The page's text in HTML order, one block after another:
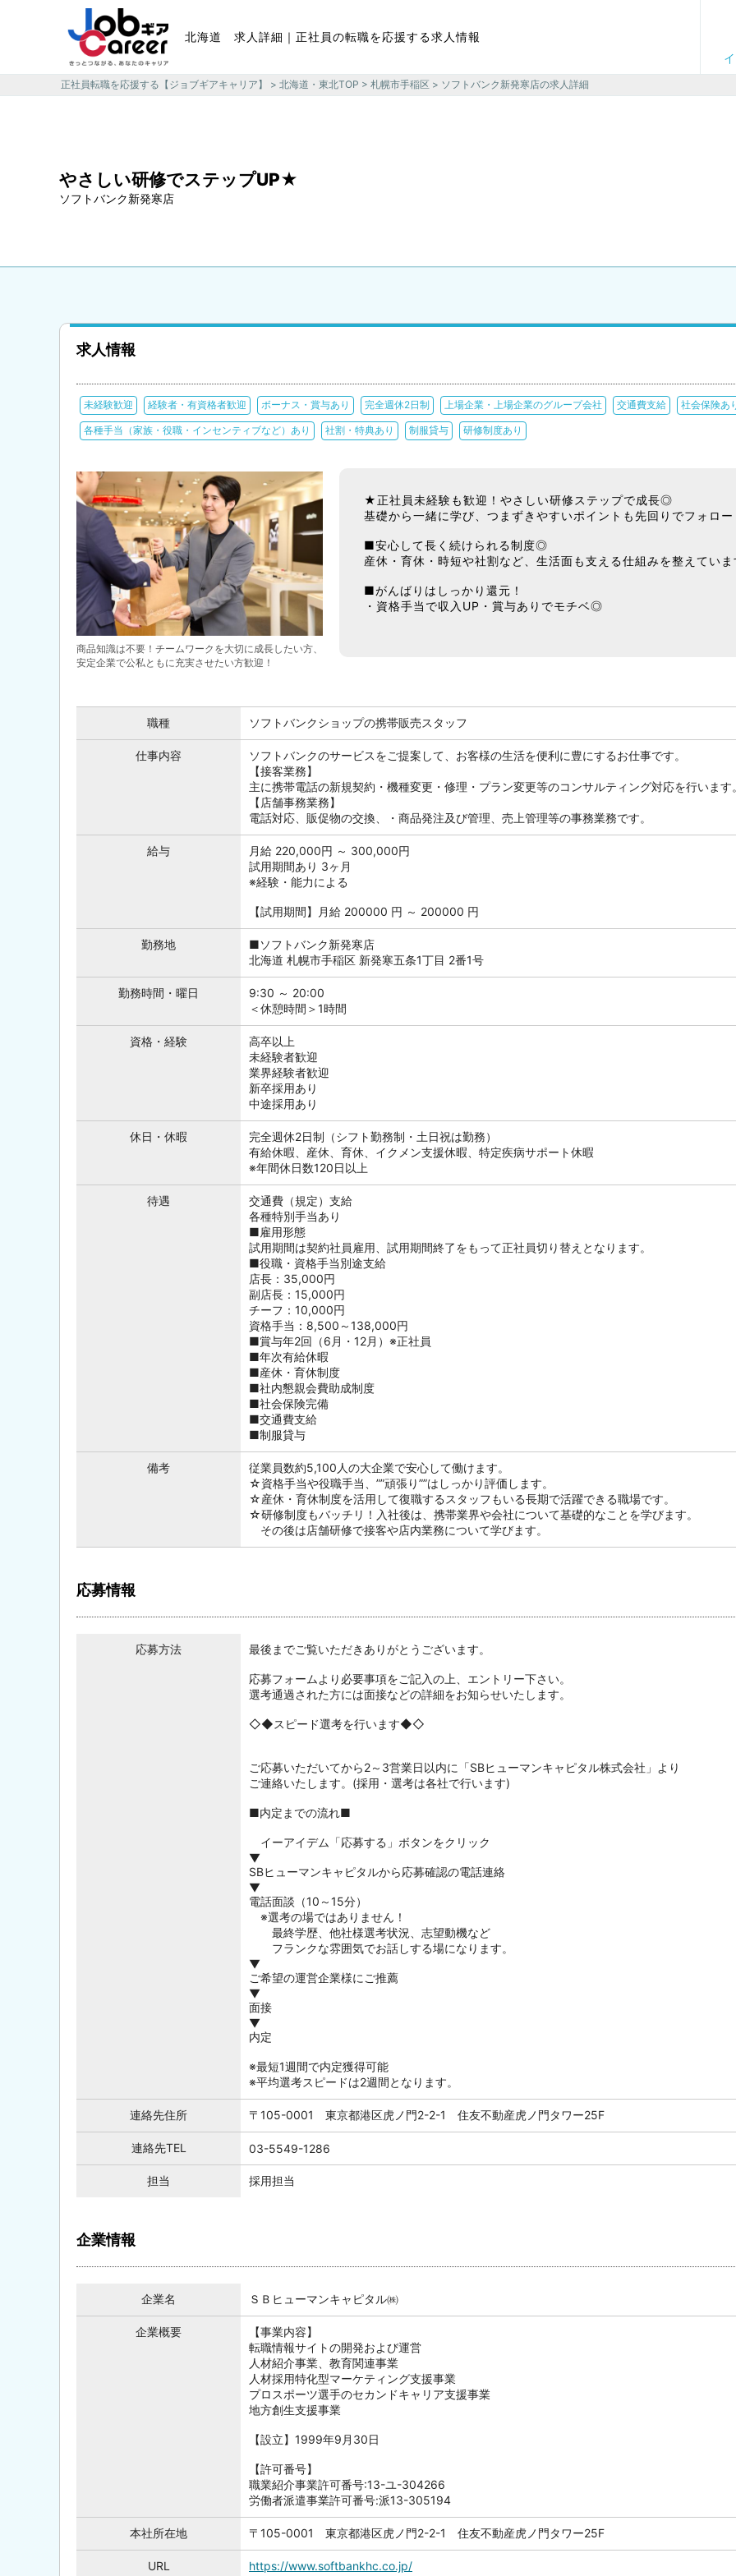
北海道 求人詳細｜正社員の転職を応援する求人情報
正社員転職を応援する【ジョブギアキャリア】 > 北海道・東北TOP > 札幌市手稲区 > ソフトバンク新発寒店の求人詳細
やさしい研修でステップUP★
ソフトバンク新発寒店
求人情報
未経験歓迎 経験者・有資格者歓迎 ボーナス・賞与あり 完全週休2日制 上場企業・上場企業のグループ会社 交通費支給 社会保険あ
各種手当（家族・役職・インセンティブなど）あり 社割・特典あり 制服貸与 研修制度あり
商品知識は不要！チームワークを大切に成長したい方、
安定企業で公私ともに充実させたい方歓迎！
★正社員未経験も歓迎！やさしい研修ステップで成長◎
基礎から一緒に学び、つまずきやすいポイントも先回りでフォロ
■安心して長く続けられる制度◎
産休・育休・時短や社割など、生活面も支える仕組みを整えてい
■がんばりはしっかり還元！
・資格手当で収入UP・賞与ありでモチベ◎
職種 ソフトバンクショップの携帯販売スタッフ
仕事内容
ソフトバンクのサービスをご提案して、お客様の生活を便利に豊にするお仕事です。
【接客業務】
主に携帯電話の新規契約・機種変更・修理・プラン変更等のコンサルティング対応を行います
【店舗事務業務】
電話対応、販促物の交換、・商品発注及び管理、売上管理等の事務業務です。
給与
月給 220,000円 ～ 300,000円
試用期間あり 3ヶ月
※経験・能力による
【試用期間】月給 200000 円 ～ 200000 円
勤務地
■ソフトバンク新発寒店
北海道 札幌市手稲区 新発寒五条1丁目 2番1号
勤務時間・曜日
9:30 ～ 20:00
＜休憩時間＞1時間
資格・経験
高卒以上
未経験者歓迎
業界経験者歓迎
新卒採用あり
中途採用あり
休日・休暇
完全週休2日制（シフト勤務制・土日祝は勤務）
有給休暇、産休、育休、イクメン支援休暇、特定疾病サポート休暇
※年間休日数120日以上
待遇
交通費（規定）支給
各種特別手当あり
■雇用形態
試用期間は契約社員雇用、試用期間終了をもって正社員切り替えとなります。
■役職・資格手当別途支給
店長：35,000円
副店長：15,000円
チーフ：10,000円
資格手当：8,500～138,000円
■賞与年2回（6月・12月）※正社員
■年次有給休暇
■産休・育休制度
■社内懇親会費助成制度
■社会保険完備
■交通費支給
■制服貸与
備考
従業員数約5,100人の大企業で安心して働けます。
☆資格手当や役職手当、””頑張り””はしっかり評価します。
☆産休・育休制度を活用して復職するスタッフもいる長期で活躍できる職場です。
☆研修制度もバッチリ！入社後は、携帯業界や会社について基礎的なことを学びます。
その後は店舗研修で接客や店内業務について学びます。
応募情報
応募方法 最後までご覧いただきありがとうございます。
応募フォームより必要事項をご記入の上、エントリー下さい。
選考通過された方には面接などの詳細をお知らせいたします。
◇◆スピード選考を行います◆◇
ご応募いただいてから2～3営業日以内に「SBヒューマンキャピタル株式会社」より
ご連絡いたします。(採用・選考は各社で行います)
■内定までの流れ■
イーアイデム「応募する」ボタンをクリック
▼
SBヒューマンキャピタルから応募確認の電話連絡
▼
電話面談（10～15分）
※選考の場ではありません！
最終学歴、他社様選考状況、志望動機など
フランクな雰囲気でお話しする場になります。
▼
ご希望の運営企業様にご推薦
▼
面接
▼
内定
※最短1週間で内定獲得可能
※平均選考スピードは2週間となります。
連絡先住所 〒105-0001 東京都港区虎ノ門2-2-1 住友不動産虎ノ門タワー25F
連絡先TEL 03-5549-1286
担当 採用担当
企業情報
企業名 ＳＢヒューマンキャピタル㈱
企業概要
【事業内容】
転職情報サイトの開発および運営
人材紹介事業、教育関連事業
人材採用特化型マーケティング支援事業
プロスポーツ選手のセカンドキャリア支援事業
地方創生支援事業
【設立】1999年9月30日
【許可番号】
職業紹介事業許可番号:13-ユ-304266
労働者派遣事業許可番号:派13-305194
本社所在地 〒105-0001 東京都港区虎ノ門2-2-1 住友不動産虎ノ門タワー25F
URL https://www.softbankhc.co.jp/